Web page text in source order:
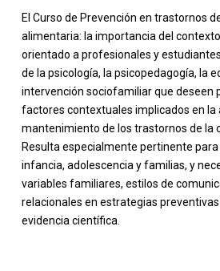
El Curso de Prevención en trastornos
alimentaria: la importancia del
orientado a profesionales y
de la psicología, la psicopedagogía, la
intervención sociofamiliar que deseen
factores contextuales implicados en la
mantenimiento de los trastornos de la
Resulta especialmente pertinente
infancia, adolescencia y familias, y
variables familiares, estilos de
relacionales en estrategias
evidencia científica.
-